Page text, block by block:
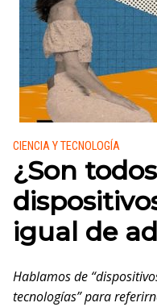
Publicado en:
CIENCIA Y TECNOLOGÍA
¿Son
igual de
Hablamos de
tecnologías” para